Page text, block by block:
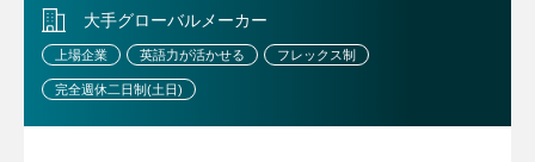
大手グローバルメーカー
上場企業 英語力が活かせる フレックス制
完全週休二日制(土日)